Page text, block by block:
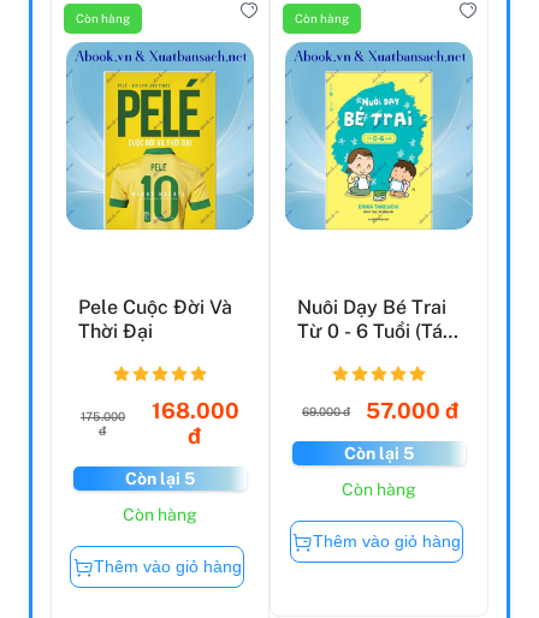
Còn hàng
Pele Cuộc Đời Và
Thời Đại
175.000
đ
168.000
đ
Còn lại 5
Còn hàng
Thêm vào giỏ hàng
Còn hàng
Nuôi Dạy Bé Trai
Từ 0 - 6 Tuổi (Tái
69.000 đ 57.000 đ
Còn lại 5
Còn hàng
Thêm vào giỏ hàng